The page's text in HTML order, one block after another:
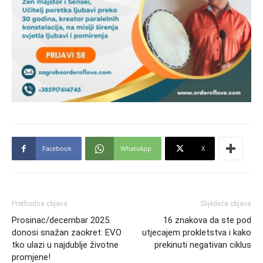
Facebook WhatsApp X
Prethodna objava
Prosinac/decembar 2025.
donosi snažan zaokret: EVO
tko ulazi u najdublje životne
promjene!
Slijedeća objava
16 znakova da ste pod
utjecajem prokletstva i kako
prekinuti negativan ciklus